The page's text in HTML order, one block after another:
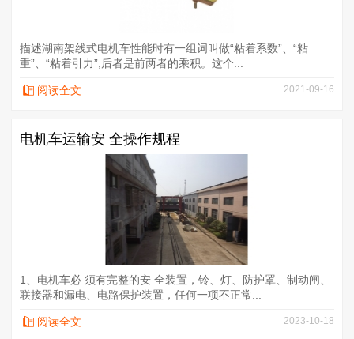
描述湖南架线式电机车性能时有一组词叫做“粘着系数”、“粘
重”、“粘着引力”,后者是前两者的乘积。这个...
阅读全文 2021-09-16
电机车运输安 全操作规程
1、电机车必 须有完整的安 全装置，铃、灯、防护罩、制动闸、
联接器和漏电、电路保护装置，任何一项不正常...
阅读全文 2023-10-18